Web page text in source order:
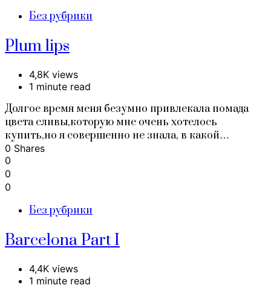
Без рубрики
Plum lips
4,8K views
1 minute read
Долгое время меня безумно привлекала помада
цвета сливы,которую мне очень хотелось
купить,но я совершенно не знала, в какой…
0 Shares
0
0
0
Без рубрики
Barcelona Part I
4,4K views
1 minute read